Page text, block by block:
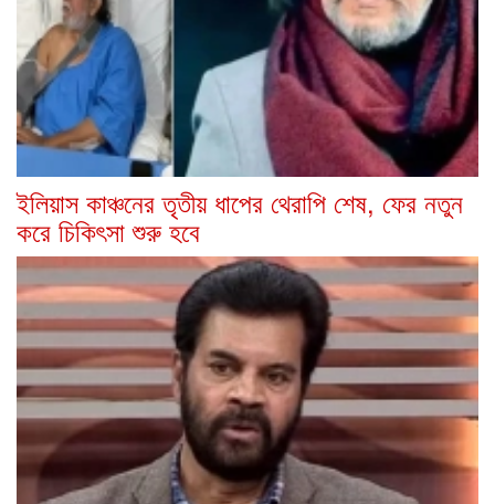
ইলিয়াস কাঞ্চনের তৃতীয় ধাপের থেরাপি শেষ, ফের নতুন
করে চিকিৎসা শুরু হবে